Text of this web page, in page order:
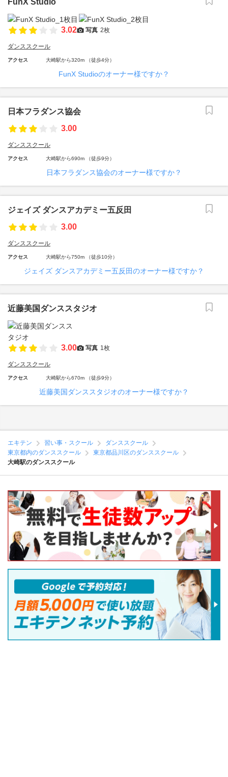
FunX Studio
3.02 写真 2枚
ダンススクール
アクセス 大崎駅から320m （徒歩4分）
FunX Studioのオーナー様ですか？
日本フラダンス協会
3.00
ダンススクール
アクセス 大崎駅から690m （徒歩9分）
日本フラダンス協会のオーナー様ですか？
ジェイズ ダンスアカデミー五反田
3.00
ダンススクール
アクセス 大崎駅から750m （徒歩10分）
ジェイズ ダンスアカデミー五反田のオーナー様ですか？
近藤美国ダンススタジオ
3.00 写真 1枚
ダンススクール
アクセス 大崎駅から670m （徒歩9分）
近藤美国ダンススタジオのオーナー様ですか？
エキテン 習い事・スクール
ダンススクール
東京都内のダンススクール
東京都品川区のダンススクール
大崎駅のダンススクール